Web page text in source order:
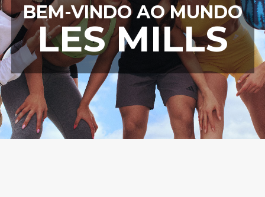
BEM-VINDO AO MUNDO
LES MILLS